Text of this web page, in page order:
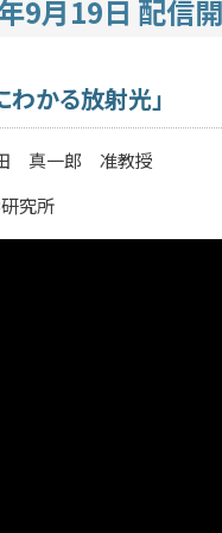
9月19日 配信
かる放射光」
真一郎 准教授
究所